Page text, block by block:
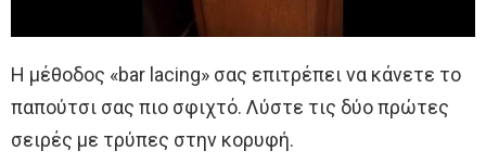
Η μέθοδος «bar lacing» σας επιτρέπει να κάνετε το
παπούτσι σας πιο σφιχτό. Λύστε τις δύο πρώτες
σειρές με τρύπες στην κορυφή.